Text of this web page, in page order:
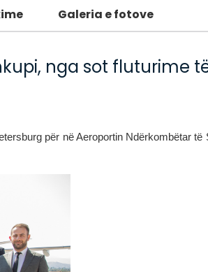
Galeria e fotove
nga sot fluturime
për në Aeroportin Ndërkombëtar të